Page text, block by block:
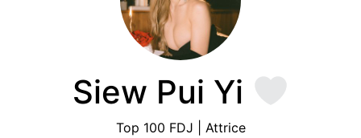
Siew Pui Yi
Top 100 FDJ | Attrice